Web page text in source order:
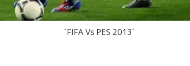
´FIFA Vs PES 2013´